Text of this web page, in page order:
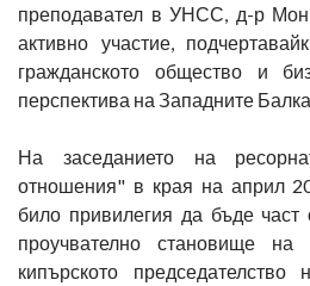
преподавател в УНСС, д-р
активно участие,
гражданското общество и
перспектива на Западните
На заседанието на
отношения" в края на април
било привилегия да бъде част
проучвателно становище
кипърското